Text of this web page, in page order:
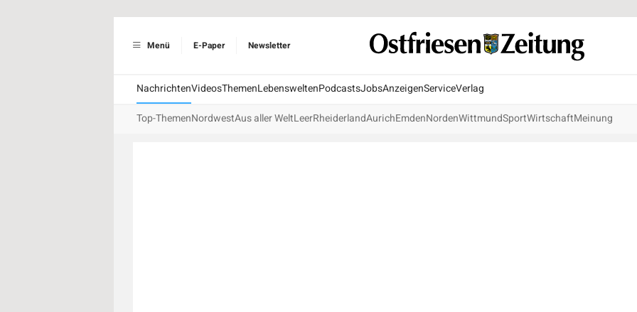
Menü E-Paper Newsletter
NachrichtenVideosThemenLebensweltenPodcastsJobsAnzeigenServiceVerlag
Top-ThemenNordwestAus aller WeltLeerRheiderlandAurichEmdenNordenWittmundSportWirtschaftMeinung